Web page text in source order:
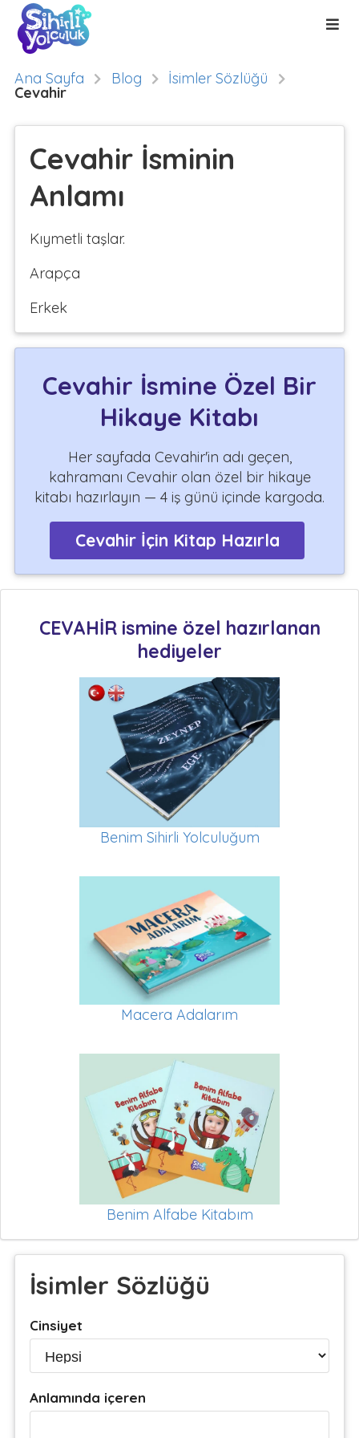
Ana Sayfa Blog İsimler Sözlüğü
Cevahir
Cevahir İsminin
Anlamı
Kıymetli taşlar.
Arapça
Erkek
Cevahir İsmine Özel Bir
Hikaye Kitabı
Her sayfada Cevahir'in adı geçen,
kahramanı Cevahir olan özel bir hikaye
kitabı hazırlayın — 4 iş günü içinde kargoda.
Cevahir İçin Kitap Hazırla
CEVAHİR ismine özel hazırlanan
hediyeler
Benim Sihirli Yolculuğum
Macera Adalarım
Benim Alfabe Kitabım
İsimler Sözlüğü
Cinsiyet
Anlamında içeren